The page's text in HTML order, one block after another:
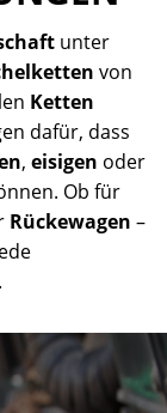
unter
von
Ketten
dafür, dass
, eisigen oder
Ob für
Rückewagen –